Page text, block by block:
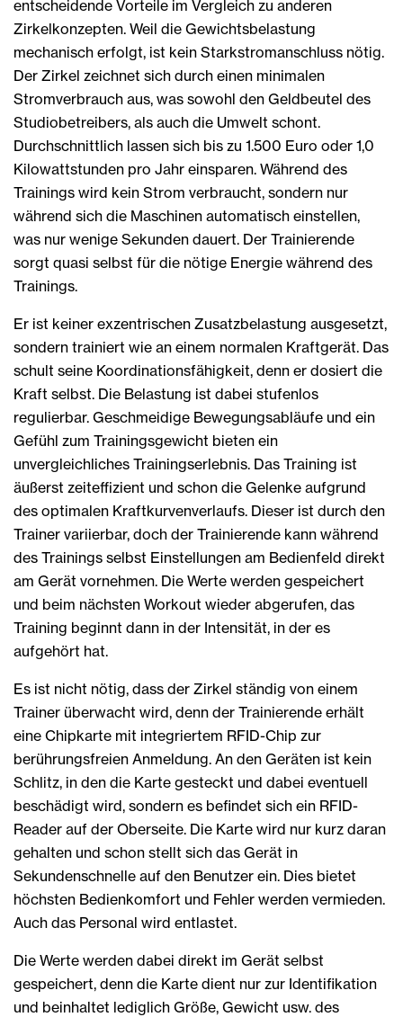
entscheidende Vorteile im Vergleich zu anderen
Zirkelkonzepten. Weil die Gewichtsbelastung
mechanisch erfolgt, ist kein Starkstromanschluss nötig.
Der Zirkel zeichnet sich durch einen minimalen
Stromverbrauch aus, was sowohl den Geldbeutel des
Studiobetreibers, als auch die Umwelt schont.
Durchschnittlich lassen sich bis zu 1.500 Euro oder 1,0
Kilowattstunden pro Jahr einsparen. Während des
Trainings wird kein Strom verbraucht, sondern nur
während sich die Maschinen automatisch einstellen,
was nur wenige Sekunden dauert. Der Trainierende
sorgt quasi selbst für die nötige Energie während des
Trainings.
Er ist keiner exzentrischen Zusatzbelastung ausgesetzt,
sondern trainiert wie an einem normalen Kraftgerät. Das
schult seine Koordinationsfähigkeit, denn er dosiert die
Kraft selbst. Die Belastung ist dabei stufenlos
regulierbar. Geschmeidige Bewegungsabläufe und ein
Gefühl zum Trainingsgewicht bieten ein
unvergleichliches Trainingserlebnis. Das Training ist
äußerst zeiteffizient und schon die Gelenke aufgrund
des optimalen Kraftkurvenverlaufs. Dieser ist durch den
Trainer variierbar, doch der Trainierende kann während
des Trainings selbst Einstellungen am Bedienfeld direkt
am Gerät vornehmen. Die Werte werden gespeichert
und beim nächsten Workout wieder abgerufen, das
Training beginnt dann in der Intensität, in der es
aufgehört hat.
Es ist nicht nötig, dass der Zirkel ständig von einem
Trainer überwacht wird, denn der Trainierende erhält
eine Chipkarte mit integriertem RFID-Chip zur
berührungsfreien Anmeldung. An den Geräten ist kein
Schlitz, in den die Karte gesteckt und dabei eventuell
beschädigt wird, sondern es befindet sich ein RFID-
Reader auf der Oberseite. Die Karte wird nur kurz daran
gehalten und schon stellt sich das Gerät in
Sekundenschnelle auf den Benutzer ein. Dies bietet
höchsten Bedienkomfort und Fehler werden vermieden.
Auch das Personal wird entlastet.
Die Werte werden dabei direkt im Gerät selbst
gespeichert, denn die Karte dient nur zur Identifikation
und beinhaltet lediglich Größe, Gewicht usw. des